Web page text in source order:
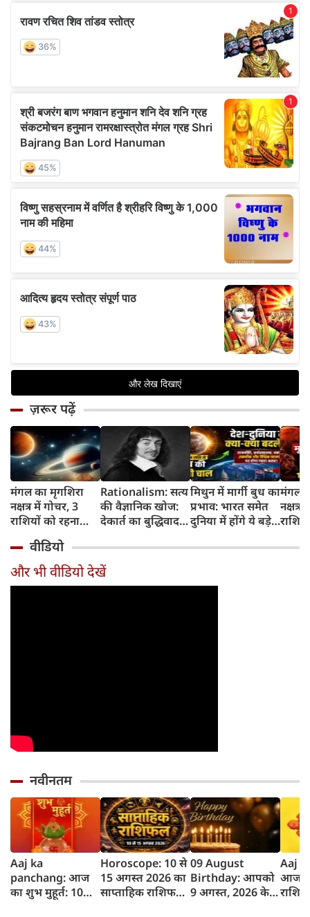
ज़रूर पढ़ें
मंगल का मृगशिरा
नक्षत्र में गोचर, 3
राशियों को रहना
सावधान
Rationalism: सत्य
की वैज्ञानिक खोज:
देकार्त का बुद्धिवाद
का जन्म
मिथुन में मार्गी बुध का
प्रभाव: भारत समेत
दुनिया में होंगे ये बड़े
मंगल
नक्षत्र
किसे
वीडियो
और भी वीडियो देखें
नवीनतम
Aaj ka
panchang: आज
का शुभ मुहूर्त: 10
Horoscope: 10 से
15 अगस्त 2026 का
साप्ताहिक राशिफल,
09 August
Birthday: आपको
9 अगस्त, 2026 के
Aaj
आज